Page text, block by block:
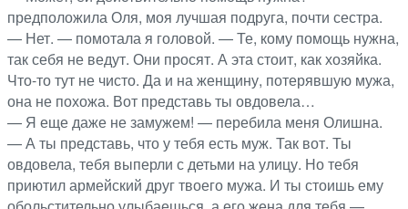
предположила Оля, моя лучшая подруга, почти сестра.
— Нет. — помотала я головой. — Те, кому помощь нужна,
так себя не ведут. Они просят. А эта стоит, как хозяйка.
Что-то тут не чисто. Да и на женщину, потерявшую мужа,
она не похожа. Вот представь ты овдовела…
— Я еще даже не замужем! — перебила меня Олишна.
— А ты представь, что у тебя есть муж. Так вот. Ты
овдовела, тебя выперли с детьми на улицу. Но тебя
приютил армейский друг твоего мужа. И ты стоишь ему